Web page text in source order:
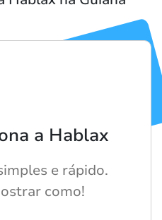
a Hablax
e rápido.
como!